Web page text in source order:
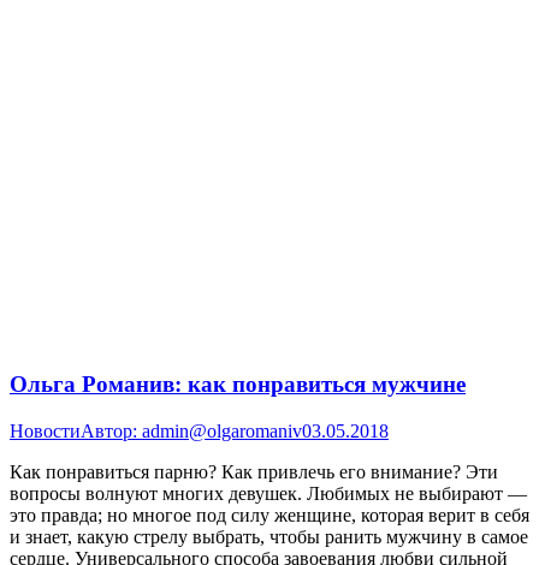
Ольга Романив: как понравиться мужчине
НовостиАвтор: admin@olgaromaniv03.05.2018
Как понравиться парню? Как привлечь его внимание? Эти
вопросы волнуют многих девушек. Любимых не выбирают —
это правда; но многое под силу женщине, которая верит в себя
и знает, какую стрелу выбрать, чтобы ранить мужчину в самое
сердце. Универсального способа завоевания любви сильной